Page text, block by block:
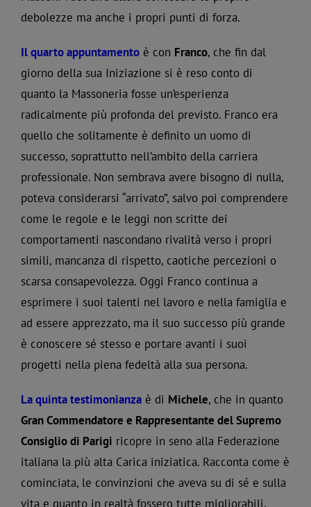
debolezze ma anche i propri punti di forza.
Il quarto appuntamento è con Franco, che fin dal
giorno della sua Iniziazione si è reso conto di
quanto la Massoneria fosse un’esperienza
radicalmente più profonda del previsto. Franco era
quello che solitamente è definito un uomo di
successo, soprattutto nell’ambito della carriera
professionale. Non sembrava avere bisogno di nulla,
poteva considerarsi “arrivato”, salvo poi comprendere
come le regole e le leggi non scritte dei
comportamenti nascondano rivalità verso i propri
simili, mancanza di rispetto, caotiche percezioni o
scarsa consapevolezza. Oggi Franco continua a
esprimere i suoi talenti nel lavoro e nella famiglia e
ad essere apprezzato, ma il suo successo più grande
è conoscere sé stesso e portare avanti i suoi
progetti nella piena fedeltà alla sua persona.
La quinta testimonianza è di Michele, che in quanto
Gran Commendatore e Rappresentante del Supremo
Consiglio di Parigi ricopre in seno alla Federazione
italiana la più alta Carica iniziatica. Racconta come è
cominciata, le convinzioni che aveva su di sé e sulla
vita e quanto in realtà fossero tutte migliorabili.